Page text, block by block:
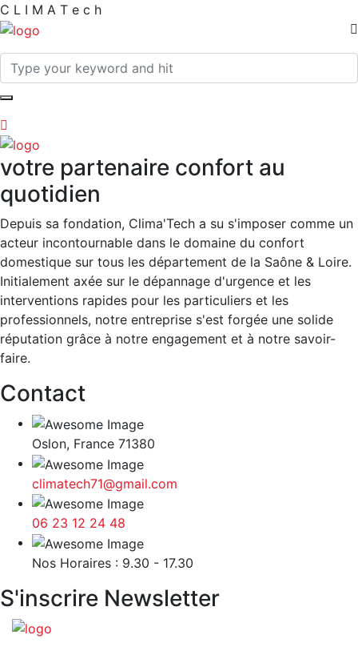
C L I M A T e c h
votre partenaire confort au
quotidien
Depuis sa fondation, Clima'Tech a su s'imposer comme un
acteur incontournable dans le domaine du confort
domestique sur tous les département de la Saône & Loire.
Initialement axée sur le dépannage d'urgence et les
interventions rapides pour les particuliers et les
professionnels, notre entreprise s'est forgée une solide
réputation grâce à notre engagement et à notre savoir-
faire.
Contact
Oslon, France 71380
climatech71@gmail.com
06 23 12 24 48
Nos Horaires : 9.30 - 17.30
S'inscrire Newsletter